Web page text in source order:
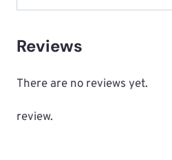
Reviews
There are no reviews yet.
review.